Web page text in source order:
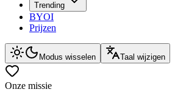
Trending
BYOI
Prijzen
Modus wisselen Taal wijzigen
Onze missie